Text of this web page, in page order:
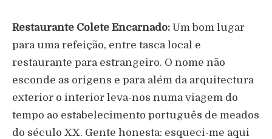
Restaurante Colete Encarnado: Um bom lugar
para uma refeição, entre tasca local e
restaurante para estrangeiro. O nome não
esconde as origens e para além da arquitectura
exterior o interior leva-nos numa viagem do
tempo ao estabelecimento português de meados
do século XX. Gente honesta: esqueci-me aqui